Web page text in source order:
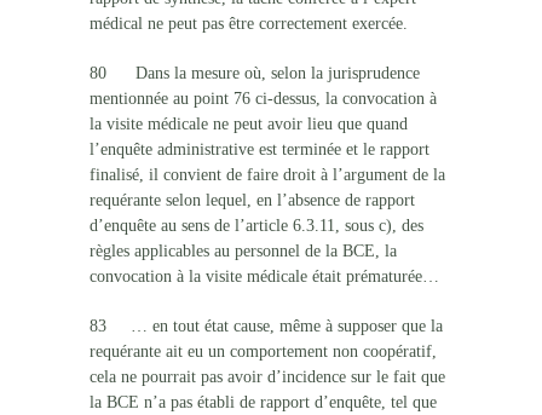
médical ne peut pas être correctement exercée.
80 Dans la mesure où, selon la jurisprudence
mentionnée au point 76 ci-dessus, la convocation à
la visite médicale ne peut avoir lieu que quand
l’enquête administrative est terminée et le rapport
finalisé, il convient de faire droit à l’argument de la
requérante selon lequel, en l’absence de rapport
d’enquête au sens de l’article 6.3.11, sous c), des
règles applicables au personnel de la BCE, la
convocation à la visite médicale était prématurée…
83 … en tout état cause, même à supposer que la
requérante ait eu un comportement non coopératif,
cela ne pourrait pas avoir d’incidence sur le fait que
la BCE n’a pas établi de rapport d’enquête, tel que